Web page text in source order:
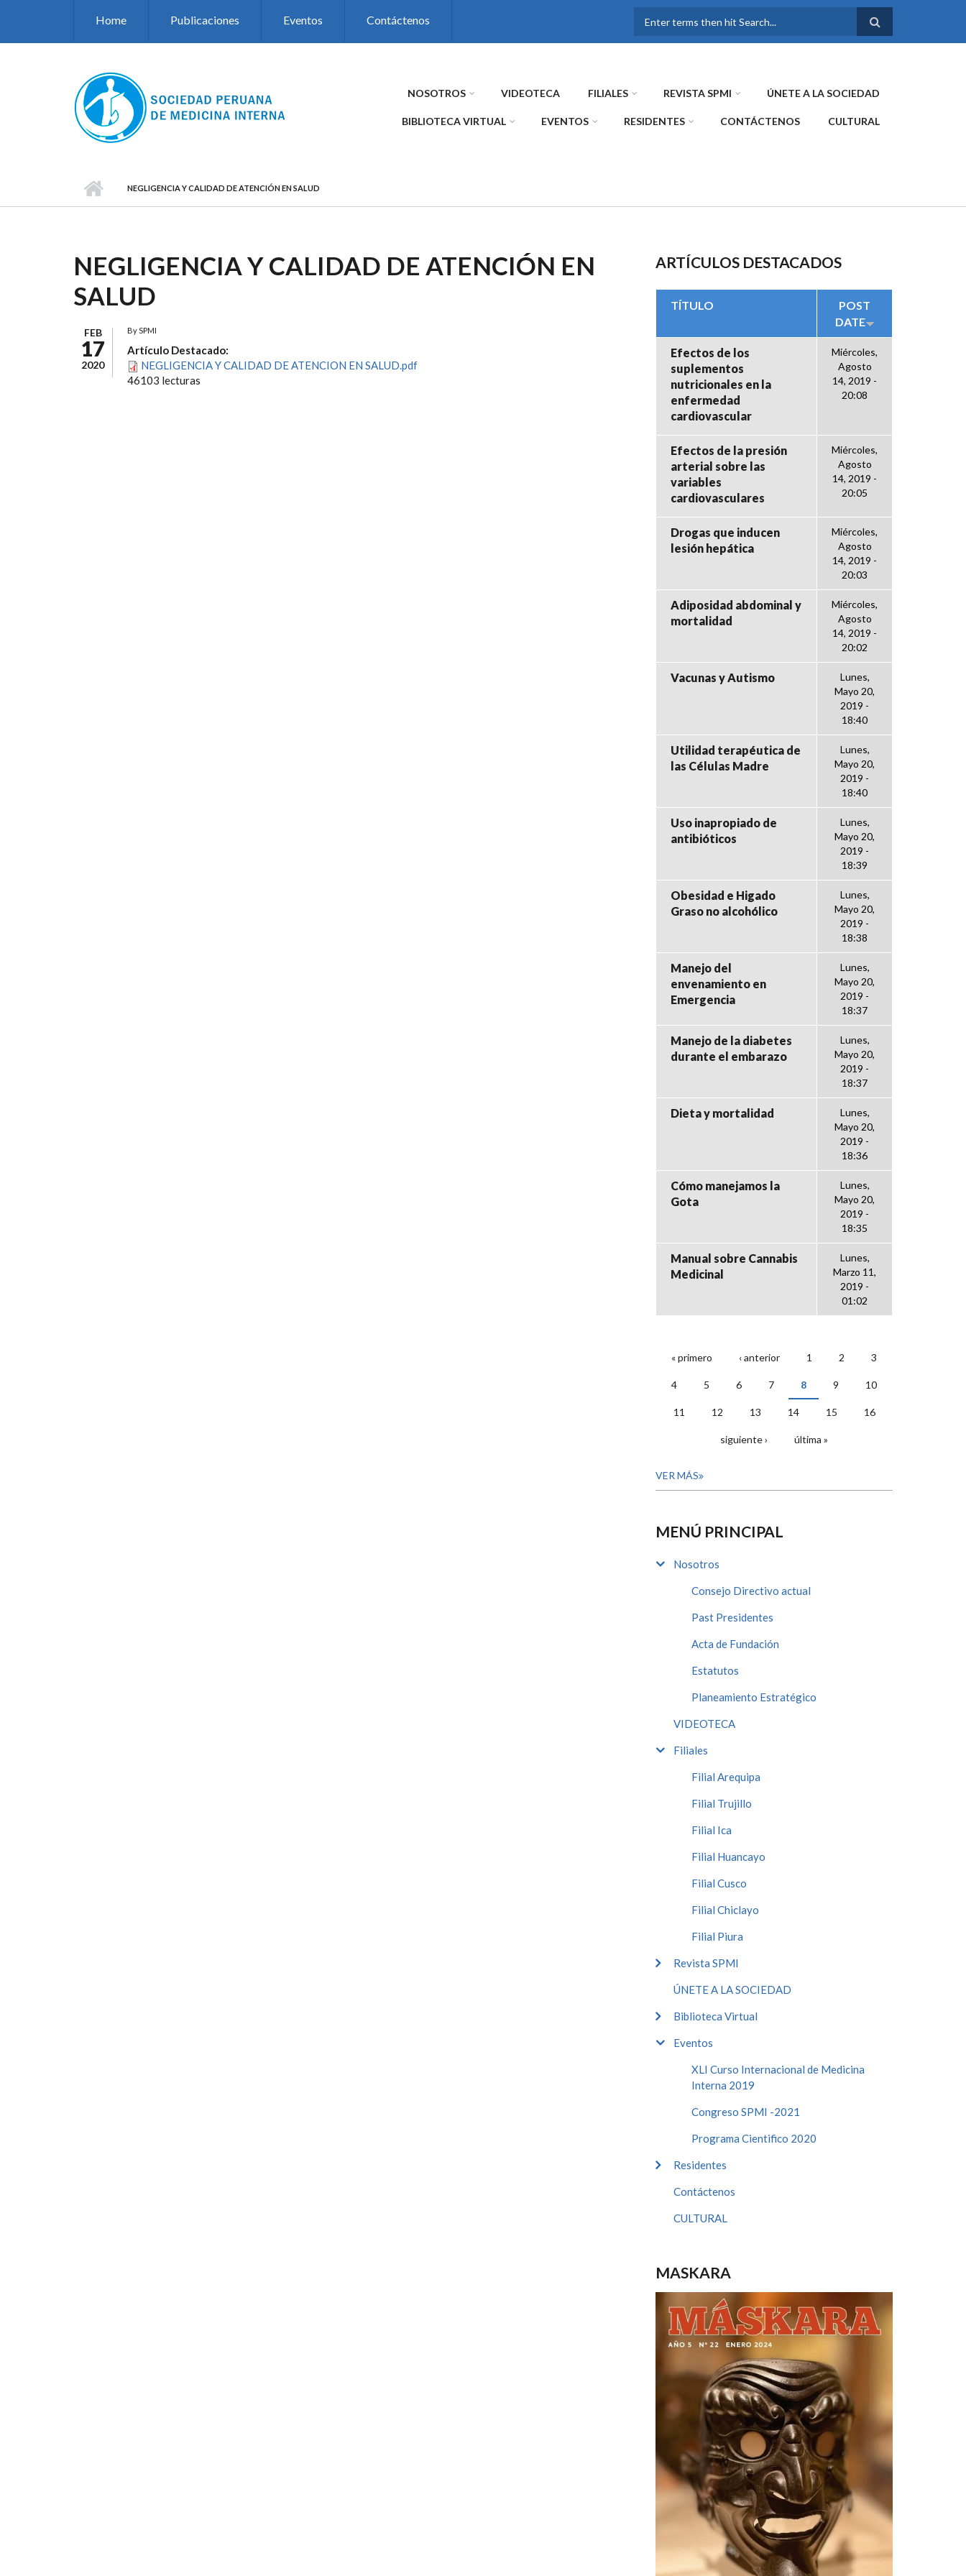
Home Publicaciones Eventos Contáctenos
FORMULARIO DE
NOSOTROS VIDEOTECA FILIALES REVISTA SPMI ÚNETE A LA SOCIEDAD
BIBLIOTECA VIRTUAL EVENTOS RESIDENTES CONTÁCTENOS CULTURAL
NEGLIGENCIA Y CALIDAD DE ATENCIÓN EN SALUD
NEGLIGENCIA Y CALIDAD DE ATENCIÓN EN
SALUD
FEB
17
2020
BySPMI
Artículo Destacado:
NEGLIGENCIA Y CALIDAD DE ATENCION EN SALUD.pdf
46103 lecturas
ARTÍCULOS DESTACADOS
TÍTULO
POST
DATE
Efectos de los
suplementos
nutricionales en la
enfermedad
cardiovascular
Miércoles,
Agosto
14, 2019 -
20:08
Efectos de la presión
arterial sobre las
variables
cardiovasculares
Miércoles,
Agosto
14, 2019 -
20:05
Drogas que inducen
lesión hepática
Miércoles,
Agosto
14, 2019 -
20:03
Adiposidad abdominal y
mortalidad
Miércoles,
Agosto
14, 2019 -
20:02
Vacunas y Autismo
Lunes,
Mayo 20,
2019 -
18:40
Utilidad terapéutica de
las Células Madre
Lunes,
Mayo 20,
2019 -
18:40
Uso inapropiado de
antibióticos
Lunes,
Mayo 20,
2019 -
18:39
Obesidad e Higado
Graso no alcohólico
Lunes,
Mayo 20,
2019 -
18:38
Manejo del
envenamiento en
Emergencia
Lunes,
Mayo 20,
2019 -
18:37
Manejo de la diabetes
durante el embarazo
Lunes,
Mayo 20,
2019 -
18:37
Dieta y mortalidad
Lunes,
Mayo 20,
2019 -
18:36
Cómo manejamos la
Gota
Lunes,
Mayo 20,
2019 -
18:35
Manual sobre Cannabis
Medicinal
Lunes,
Marzo 11,
2019 -
01:02
PÁGINAS
« primero ‹ anterior 1 2 3
4 5 6 7 8 9 10
11 12 13 14 15 16
siguiente › última »
VER MÁS
MENÚ PRINCIPAL
Nosotros
Consejo Directivo actual
Past Presidentes
Acta de Fundación
Estatutos
Planeamiento Estratégico
VIDEOTECA
Filiales
Filial Arequipa
Filial Trujillo
Filial Ica
Filial Huancayo
Filial Cusco
Filial Chiclayo
Filial Piura
Revista SPMI
ÚNETE A LA SOCIEDAD
Biblioteca Virtual
Eventos
XLI Curso Internacional de Medicina
Interna 2019
Congreso SPMI -2021
Programa Cientifico 2020
Residentes
Contáctenos
CULTURAL
MASKARA